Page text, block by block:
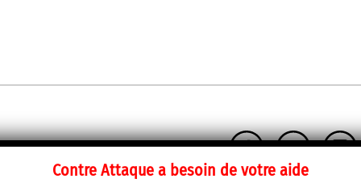
Contre Attaque a besoin de votre aide